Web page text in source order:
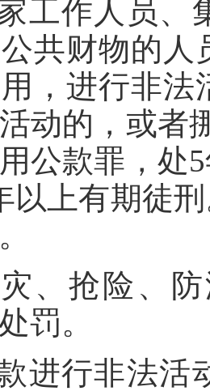
工作人员、
共财物的人
，进行非
动的，或者
公款罪，处
以上有期徒
、抢险、
罚。
进行非法活